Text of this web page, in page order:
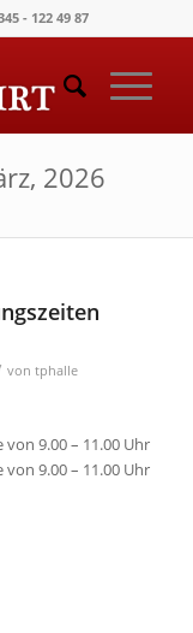
- 122 49 87
2026
von tphalle
von 9.00 – 11.00 Uhr
von 9.00 – 11.00 Uhr